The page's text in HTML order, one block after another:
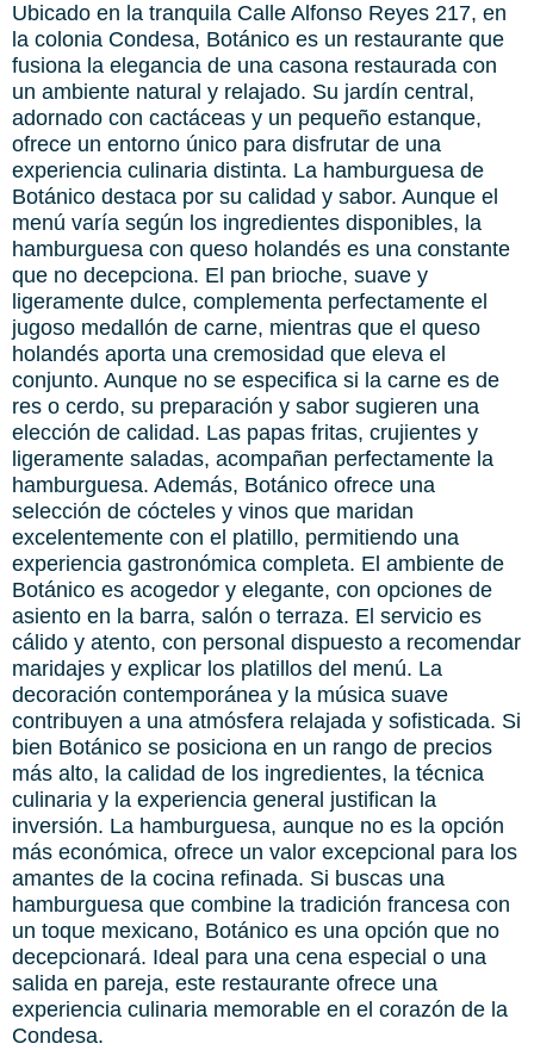
Ubicado en la tranquila Calle Alfonso Reyes 217, en
la colonia Condesa, Botánico es un restaurante que
fusiona la elegancia de una casona restaurada con
un ambiente natural y relajado. Su jardín central,
adornado con cactáceas y un pequeño estanque,
ofrece un entorno único para disfrutar de una
experiencia culinaria distinta. La hamburguesa de
Botánico destaca por su calidad y sabor. Aunque el
menú varía según los ingredientes disponibles, la
hamburguesa con queso holandés es una constante
que no decepciona. El pan brioche, suave y
ligeramente dulce, complementa perfectamente el
jugoso medallón de carne, mientras que el queso
holandés aporta una cremosidad que eleva el
conjunto. Aunque no se especifica si la carne es de
res o cerdo, su preparación y sabor sugieren una
elección de calidad. Las papas fritas, crujientes y
ligeramente saladas, acompañan perfectamente la
hamburguesa. Además, Botánico ofrece una
selección de cócteles y vinos que maridan
excelentemente con el platillo, permitiendo una
experiencia gastronómica completa. El ambiente de
Botánico es acogedor y elegante, con opciones de
asiento en la barra, salón o terraza. El servicio es
cálido y atento, con personal dispuesto a recomendar
maridajes y explicar los platillos del menú. La
decoración contemporánea y la música suave
contribuyen a una atmósfera relajada y sofisticada. Si
bien Botánico se posiciona en un rango de precios
más alto, la calidad de los ingredientes, la técnica
culinaria y la experiencia general justifican la
inversión. La hamburguesa, aunque no es la opción
más económica, ofrece un valor excepcional para los
amantes de la cocina refinada. Si buscas una
hamburguesa que combine la tradición francesa con
un toque mexicano, Botánico es una opción que no
decepcionará. Ideal para una cena especial o una
salida en pareja, este restaurante ofrece una
experiencia culinaria memorable en el corazón de la
Condesa.